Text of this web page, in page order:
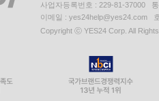
사업자등록번호 : 229-81-37000
이메일 : yes24help@yes24.com
Copyright ⓒ YES24 Corp. All